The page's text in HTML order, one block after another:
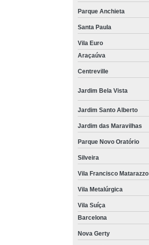
Parque Anchieta
Santa Paula
Vila Euro
Araçaúva
Centreville
Jardim Bela Vista
Jardim Santo Alberto
Jardim das Maravilhas
Parque Novo Oratório
Silveira
Vila Francisco Matarazzo
Vila Metalúrgica
Vila Suíça
Barcelona
Nova Gerty